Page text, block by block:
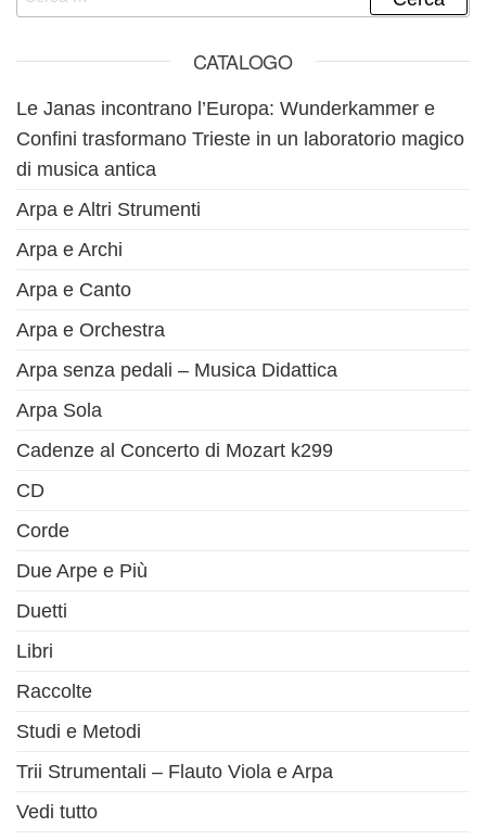
CATALOGO
Le Janas incontrano l’Europa: Wunderkammer e
Confini trasformano Trieste in un laboratorio magico
di musica antica
Arpa e Altri Strumenti
Arpa e Archi
Arpa e Canto
Arpa e Orchestra
Arpa senza pedali – Musica Didattica
Arpa Sola
Cadenze al Concerto di Mozart k299
CD
Corde
Due Arpe e Più
Duetti
Libri
Raccolte
Studi e Metodi
Trii Strumentali – Flauto Viola e Arpa
Vedi tutto